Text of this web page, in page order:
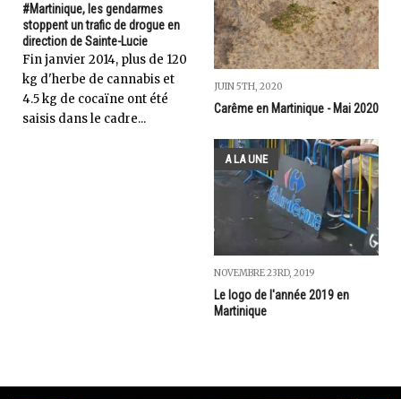
#Martinique, les gendarmes
stoppent un trafic de drogue en
direction de Sainte-Lucie
Fin janvier 2014, plus de 120
kg d'herbe de cannabis et
4.5 kg de cocaïne ont été
saisis dans le cadre...
JUIN 5TH, 2020
Carême en Martinique - Mai 2020
A LA UNE
NOVEMBRE 23RD, 2019
Le logo de l'année 2019 en
Martinique